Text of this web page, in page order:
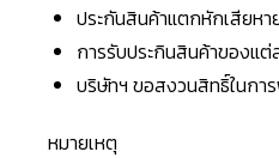
ประกันสินค้าแตกหักเสียห
การรับประกินสินค้าของแ
บริษัทฯ ขอสงวนสิทธิ์ในก
หมายเหตุ